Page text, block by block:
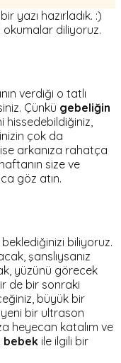
yazı hazırladık. :)
diliyoruz.
verdiği o tatlı
Çünkü gebeliğin
hissedebildiğiniz,
çok da
arkanıza rahatça
size ve
göz atın.
biliyoruz.
şanslıysanız
yüzünü görecek
de bir sonraki
büyük bir
bir ultrason
heyecan katalım ve
bebek ile ilgili bir